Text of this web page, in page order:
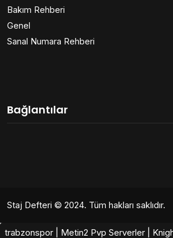
Bakım Rehberi
Genel
Sanal Numara Rehberi
Bağlantılar
Staj Defteri © 2024. Tüm hakları saklıdır.
trabzonspor Metin2 Pvp Serverler